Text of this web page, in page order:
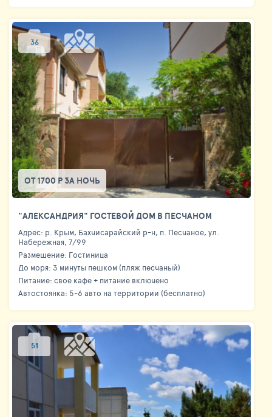
36
ОТ 1700 Р ЗА НОЧЬ
"АЛЕКСАНДРИЯ" ГОСТЕВОЙ ДОМ В ПЕСЧАНОМ
Адрес: р. Крым, Бахчисарайский р-н, п. Песчаное, ул.
Набережная, 7/99
Размещение: Гостиница
До моря: 3 минуты пешком (пляж песчаный)
Питание: свое кафе + питание включено
Автостоянка: 5-6 авто на территории (бесплатно)
51